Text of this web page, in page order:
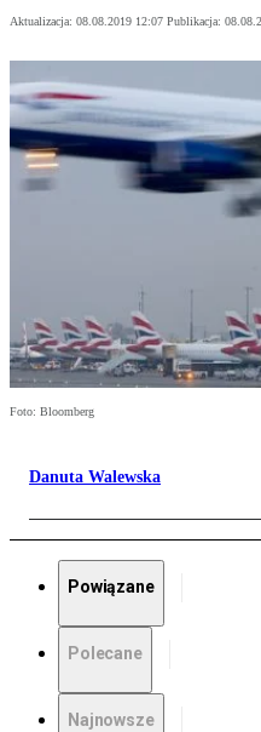
Aktualizacja: 08.08.2019 12:07 Publikacja:
Foto: Bloomberg
Danuta Walewska
Powiązane
Polecane
Najnowsze